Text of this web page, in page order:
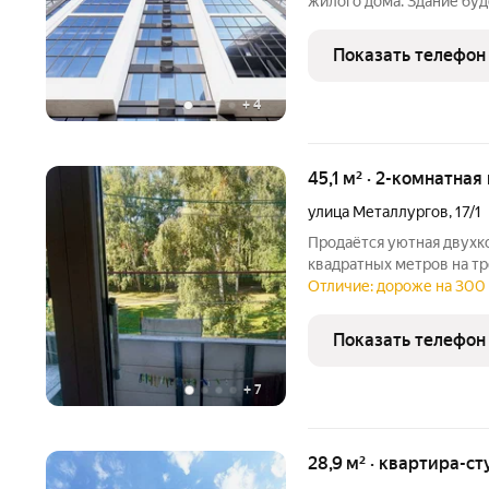
+4
этаже. Входы в
нежилые помещения с
Показать телефон
+ 7
45,1 м² · 2-
улица Металлургов,17/1
Продаётся уютная
квадратных метров на
дома, расположенного
развитой
Отличие: дороже на
Показать телефон
28,9 м² · квартира-